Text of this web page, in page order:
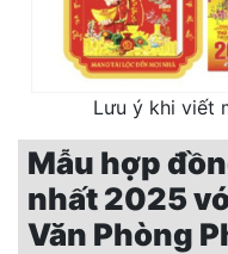
Lưu ý khi viết
Mẫu hợp
nhất 2025
Văn Phòng